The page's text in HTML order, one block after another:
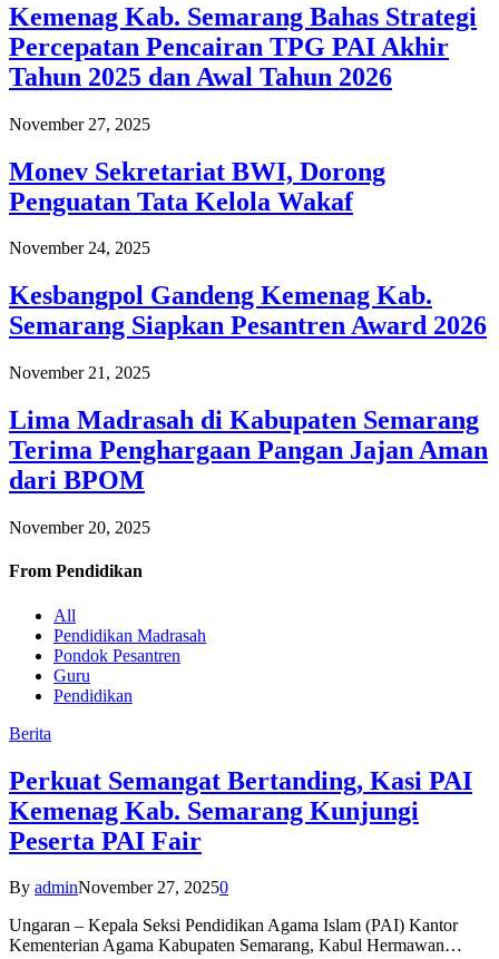
Kemenag Kab. Semarang Bahas Strategi
Percepatan Pencairan TPG PAI Akhir
Tahun 2025 dan Awal Tahun 2026
November 27, 2025
Monev Sekretariat BWI, Dorong
Penguatan Tata Kelola Wakaf
November 24, 2025
Kesbangpol Gandeng Kemenag Kab.
Semarang Siapkan Pesantren Award 2026
November 21, 2025
Lima Madrasah di Kabupaten Semarang
Terima Penghargaan Pangan Jajan Aman
dari BPOM
November 20, 2025
From Pendidikan
All
Pendidikan Madrasah
Pondok Pesantren
Guru
Pendidikan
Berita
Perkuat Semangat Bertanding, Kasi PAI
Kemenag Kab. Semarang Kunjungi
Peserta PAI Fair
By adminNovember 27, 20250
Ungaran – Kepala Seksi Pendidikan Agama Islam (PAI) Kantor
Kementerian Agama Kabupaten Semarang, Kabul Hermawan…